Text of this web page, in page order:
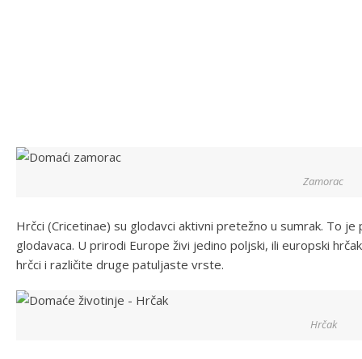
Zamorac
Hrčci (Cricetinae) su glodavci aktivni pretežno u sumrak. To
glodavaca. U prirodi Europe živi jedino poljski, ili europski
hrčci i različite druge patuljaste vrste.
Hrčak